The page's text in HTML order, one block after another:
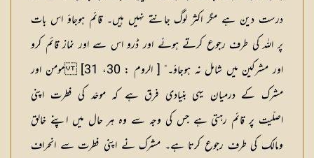
درست دین ہے مگر اکثر لوگ جانتے نہیں ہیں۔ قائم ہوجاؤ اس بات
پر اللہ کی طرف رجوع کرتے ہوئے اور ڈرو اس سے اور نماز قائم کرو
اور مشرکین میں شامل نہ ہوجاؤ۔“ [ الروم : 30، 31] مومن اور
مشرک کے درمیان یہی بنیادی فرق ہے کہ موحّد کی فطرت اپنی
اصلّیت پر قائم رہتی ہے جس کی وجہ سے وہ ہر حال میں اپنے خالق
ومالک کی طرف رجوع کرتا ہے۔ مشرک نے اپنی فطرت سے انحراف